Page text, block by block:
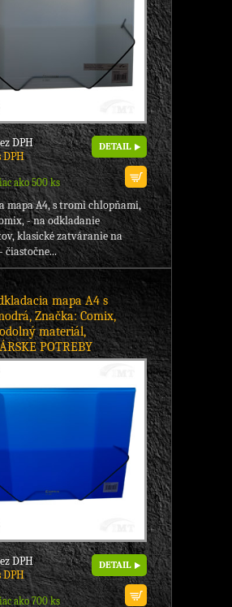
DPH
DPH
ako 500 ks
DETAIL
mapa A4, s tromi chlopňami,
- na odkladanie
klasické zatváranie na
čiastočne...
mapa A4 s
Značka: Comix,
materiál,
POTREBY
DPH
DPH
ako 700 ks
DETAIL